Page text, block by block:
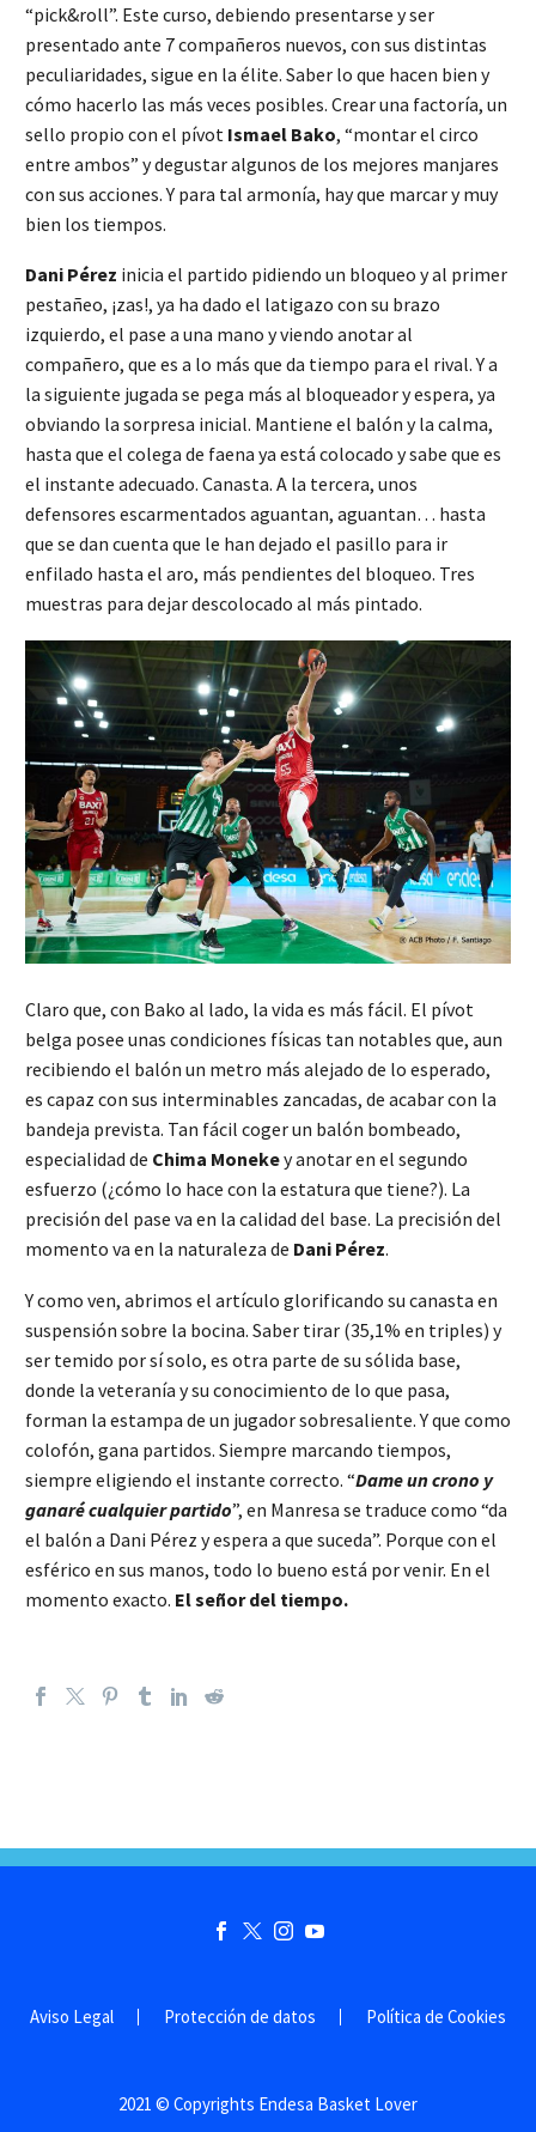
“pick&roll”. Este curso, debiendo presentarse y ser
presentado ante 7 compañeros nuevos, con sus distintas
peculiaridades, sigue en la élite. Saber lo que hacen bien y
cómo hacerlo las más veces posibles. Crear una factoría, un
sello propio con el pívot Ismael Bako, “montar el circo
entre ambos” y degustar algunos de los mejores manjares
con sus acciones. Y para tal armonía, hay que marcar y muy
bien los tiempos.
Dani Pérez inicia el partido pidiendo un bloqueo y al primer
pestañeo, ¡zas!, ya ha dado el latigazo con su brazo
izquierdo, el pase a una mano y viendo anotar al
compañero, que es a lo más que da tiempo para el rival. Y a
la siguiente jugada se pega más al bloqueador y espera, ya
obviando la sorpresa inicial. Mantiene el balón y la calma,
hasta que el colega de faena ya está colocado y sabe que es
el instante adecuado. Canasta. A la tercera, unos
defensores escarmentados aguantan, aguantan… hasta
que se dan cuenta que le han dejado el pasillo para ir
enfilado hasta el aro, más pendientes del bloqueo. Tres
muestras para dejar descolocado al más pintado.
Claro que, con Bako al lado, la vida es más fácil. El pívot
belga posee unas condiciones físicas tan notables que, aun
recibiendo el balón un metro más alejado de lo esperado,
es capaz con sus interminables zancadas, de acabar con la
bandeja prevista. Tan fácil coger un balón bombeado,
especialidad de Chima Monekey anotar en el segundo
esfuerzo (¿cómo lo hace con la estatura que tiene?). La
precisión del pase va en la calidad del base. La precisión del
momento va en la naturaleza de Dani Pérez.
Y como ven, abrimos el artículo glorificando su canasta en
suspensión sobre la bocina. Saber tirar (35,1% en triples) y
ser temido por sí solo, es otra parte de su sólida base,
donde la veteranía y su conocimiento de lo que pasa,
forman la estampa de un jugador sobresaliente. Y que como
colofón, gana partidos. Siempre marcando tiempos,
siempre eligiendo el instante correcto. “Dame un crono y
ganaré cualquier partido”, en Manresa se traduce como “da
el balón a Dani Pérez y espera a que suceda”. Porque con el
esférico en sus manos, todo lo bueno está por venir. En el
momento exacto. El señor del tiempo.
Aviso Legal Protección de datos Política de Cookies
2021 © Copyrights Endesa Basket Lover